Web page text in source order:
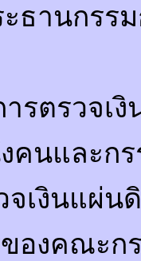
ธานกรร
รตรวจเ
คนและก
จเงินแผ่
องคณะก